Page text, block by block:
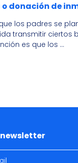
donación de
los padres se
transmitir ciertos
es que los ...